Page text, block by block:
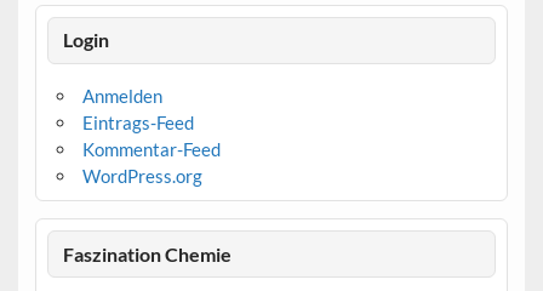
Login
Anmelden
Eintrags-Feed
Kommentar-Feed
WordPress.org
Faszination Chemie